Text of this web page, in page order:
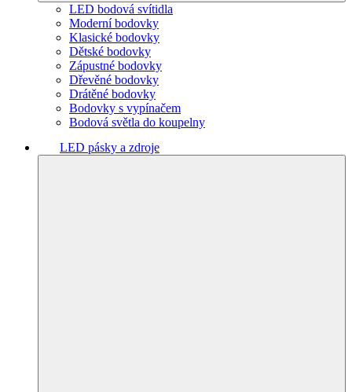
LED bodová svítidla
Moderní bodovky
Klasické bodovky
Dětské bodovky
Zápustné bodovky
Dřevěné bodovky
Drátěné bodovky
Bodovky s vypínačem
Bodová světla do koupelny
LED pásky a zdroje